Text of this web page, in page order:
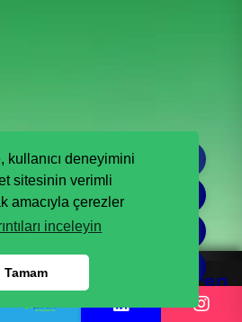
kullanıcı deneyimini
sitesinin verimli
amacıyla çerezler
inceleyin
Tamam
için Otomatik Sigortalar,
Kondansatör Çözümleri
-